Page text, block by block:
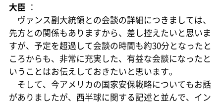
大臣 ：
ヴァンス副大統領との会談の詳細につきましては、
先方との関係もありますから、差し控えたいと思いま
すが、予定を超過して会談の時間も約30分となったと
ころからも、非常に充実した、有益な会談になったと
いうことはお伝えしておきたいと思います。
そして、今アメリカの国家安保戦略についてもお話
がありましたが、西半球に関する記述と並んで、イン